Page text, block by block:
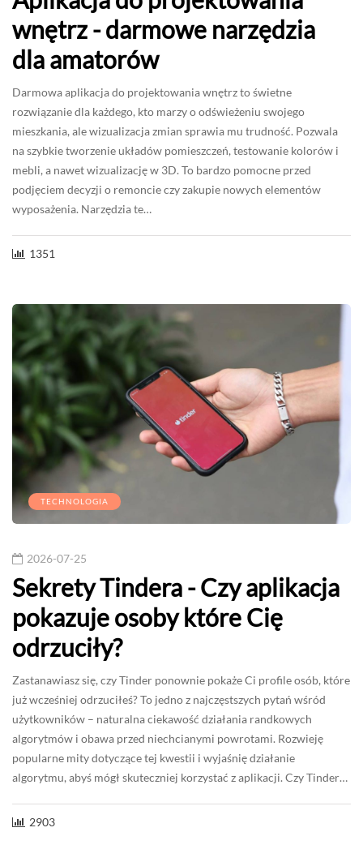
wnętrz - darmowe narzędzia
dla amatorów
Darmowa aplikacja do projektowania wnętrz to świetne
rozwiązanie dla każdego, kto marzy o odświeżeniu swojego
mieszkania, ale wizualizacja zmian sprawia mu trudność. Pozwala
na szybkie tworzenie układów pomieszczeń, testowanie kolorów i
mebli, a nawet wizualizację w 3D. To bardzo pomocne przed
podjęciem decyzji o remoncie czy zakupie nowych elementów
wyposażenia. Narzędzia te…
1351
TECHNOLOGIA
2026-07-25
Sekrety Tindera - Czy aplikacja
pokazuje osoby które Cię
odrzuciły?
Zastanawiasz się, czy Tinder ponownie pokaże Ci profile osób, które
już wcześniej odrzuciłeś? To jedno z najczęstszych pytań wśród
użytkowników – naturalna ciekawość działania randkowych
algorytmów i obawa przed niechcianymi powrotami. Rozwieję
popularne mity dotyczące tej kwestii i wyjaśnię działanie
algorytmu, abyś mógł skuteczniej korzystać z aplikacji. Czy Tinder…
2903